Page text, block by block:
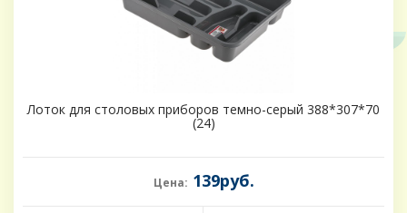
Лоток для столовых приборов темно-серый 388*307*70
(24)
Цена: 139руб.